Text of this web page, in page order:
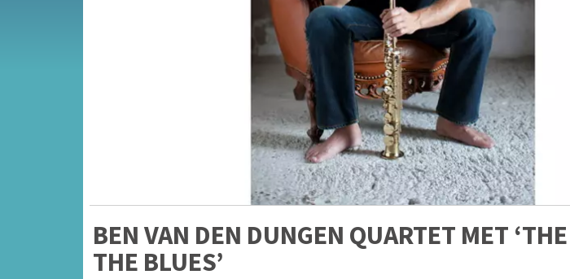
BEN VAN DEN DUNGEN QUARTET MET
THE BLUES’